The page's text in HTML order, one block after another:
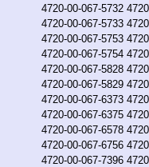
4720-00-067-5732
4720-00-067-5733
4720-00-067-5753
4720-00-067-5754
4720-00-067-5828
4720-00-067-5829
4720-00-067-6373
4720-00-067-6375
4720-00-067-6578
4720-00-067-6756
4720-00-067-7396